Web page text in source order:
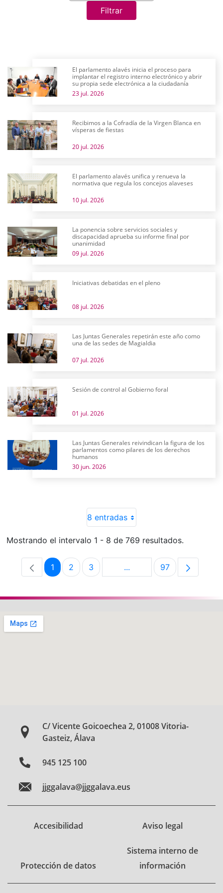
Filtrar
El parlamento alavés inicia el proceso para
implantar el registro interno electrónico y abrir
su propia sede electrónica a la ciudadanía
23 jul. 2026
Recibimos a la Cofradía de la Virgen Blanca en
vísperas de fiestas
20 jul. 2026
El parlamento alavés unifica y renueva la
normativa que regula los concejos alaveses
10 jul. 2026
La ponencia sobre servicios sociales y
discapacidad aprueba su informe final por
unanimidad
09 jul. 2026
Iniciativas debatidas en el pleno
08 jul. 2026
Las Juntas Generales repetirán este año como
una de las sedes de Magialdia
07 jul. 2026
Sesión de control al Gobierno foral
01 jul. 2026
Las Juntas Generales reivindican la figura de los
parlamentos como pilares de los derechos
humanos
30 jun. 2026
8 entradas
Mostrando el intervalo 1 - 8 de 769 resultados.
Página
1 Página
2 Página
3 ...Páginas intermedias Use
Página
97
C/ Vicente Goicoechea 2, 01008 Vitoria-
Gasteiz, Álava
945 125 100
jjggalava@jjggalava.eus
Accesibilidad Aviso legal
Protección de datos
Sistema interno de
información